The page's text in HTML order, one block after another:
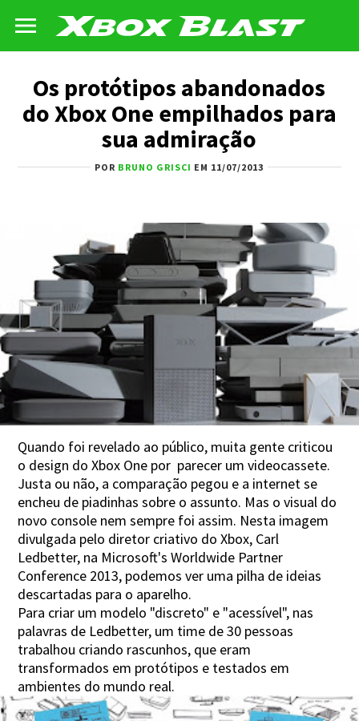
Os protótipos abandonados
do Xbox One empilhados para
sua admiração
POR BRUNO GRISCI EM 11/07/2013
Quando foi revelado ao público, muita gente criticou
o design do Xbox One por parecer um videocassete.
Justa ou não, a comparação pegou e a internet se
encheu de piadinhas sobre o assunto. Mas o visual do
novo console nem sempre foi assim. Nesta imagem
divulgada pelo diretor criativo do Xbox, Carl
Ledbetter, na Microsoft's Worldwide Partner
Conference 2013, podemos ver uma pilha de ideias
descartadas para o aparelho.
Para criar um modelo "discreto" e "acessível", nas
palavras de Ledbetter, um time de 30 pessoas
trabalhou criando rascunhos, que eram
transformados em protótipos e testados em
ambientes do mundo real.